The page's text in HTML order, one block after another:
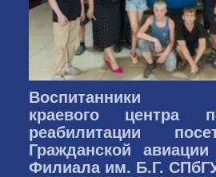
Воспитанники
краевого центра
реабилитации
Гражданской авиации
Филиала им. Б.Г.